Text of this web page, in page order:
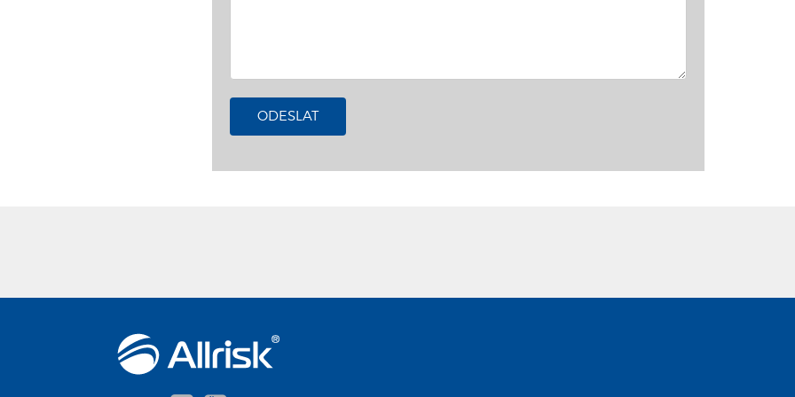
ODESLAT